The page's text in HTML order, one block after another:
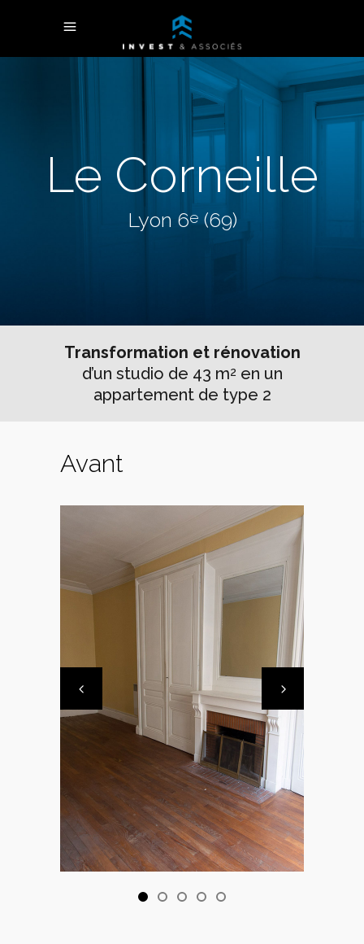
Le Corneille
Lyon 6e(69)
Transformation et rénovation
d’un studio de 43 m2 en un
appartement de type 2
Avant